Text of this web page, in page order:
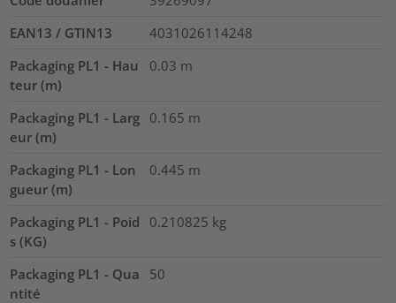
EAN13 / GTIN13
4031026114248
Packaging PL1 - Hau
teur (m)
0.03 m
Packaging PL1 - Larg
eur (m)
0.165 m
Packaging PL1 - Lon
gueur (m)
0.445 m
Packaging PL1 - Poid
s (KG)
0.210825 kg
Packaging PL1 - Qua
ntité
50